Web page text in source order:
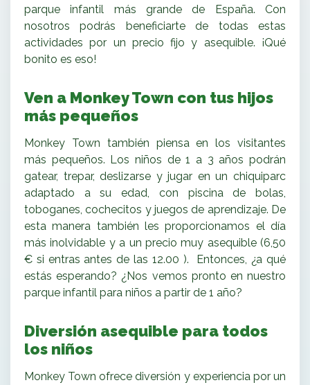
parque infantil más grande de España. Con
nosotros podrás beneficiarte de todas estas
actividades por un precio fijo y asequible. ¡Qué
bonito es eso!
Ven a Monkey Town con tus hijos
más pequeños
Monkey Town también piensa en los visitantes
más pequeños. Los niños de 1 a 3 años podrán
gatear, trepar, deslizarse y jugar en un chiquiparc
adaptado a su edad, con piscina de bolas,
toboganes, cochecitos y juegos de aprendizaje. De
esta manera también les proporcionamos el día
más inolvidable y a un precio muy asequible (6,50
€ si entras antes de las 12.00 ). Entonces, ¿a qué
estás esperando? ¿Nos vemos pronto en nuestro
parque infantil para niños a partir de 1 año?
Diversión asequible para todos
los niños
Monkey Town ofrece diversión y experiencia por un